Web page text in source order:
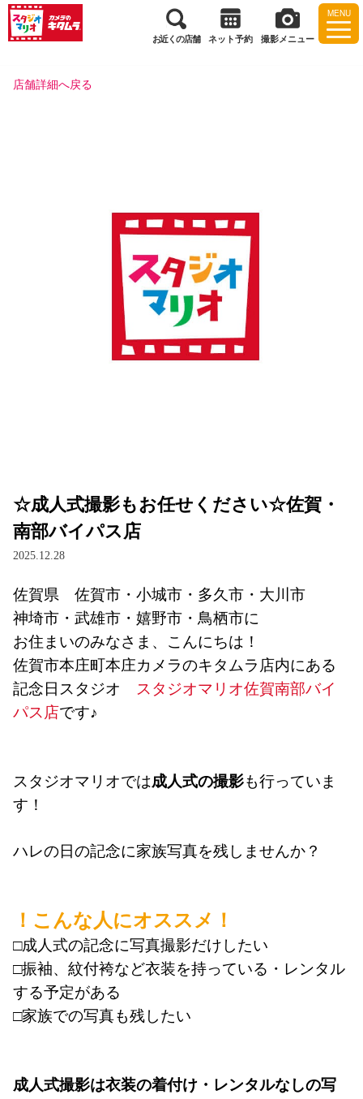
MENU
お近くの店舗 ネット予約 撮影メニュー
店舗詳細へ戻る
☆成人式撮影もお任せください☆佐賀・
南部バイパス店
2025.12.28
佐賀県　佐賀市・小城市・多久市・大川市
神埼市・武雄市・嬉野市・鳥栖市に
お住まいのみなさま、こんにちは！
佐賀市本庄町本庄カメラのキタムラ店内にある
記念日スタジオ
スタジオマリオ佐賀南部バイ
パス店です♪
スタジオマリオでは成人式の撮影も行っていま
す！
ハレの日の記念に家族写真を残しませんか？
！こんな人にオススメ！
□成人式の記念に写真撮影だけしたい
□振袖、紋付袴など衣装を持っている・レンタル
する予定がある
□家族での写真も残したい
成人式撮影は衣装の着付け・レンタルなしの写